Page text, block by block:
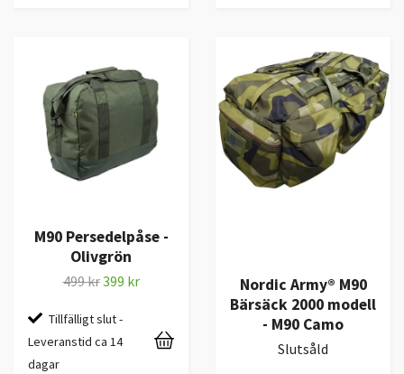
M90 Persedelpåse -
Olivgrön
499 kr399 kr
Tillfälligt slut -
Leveranstid ca 14
dagar
Nordic Army® M90
Bärsäck 2000 modell
- M90 Camo
Slutsåld